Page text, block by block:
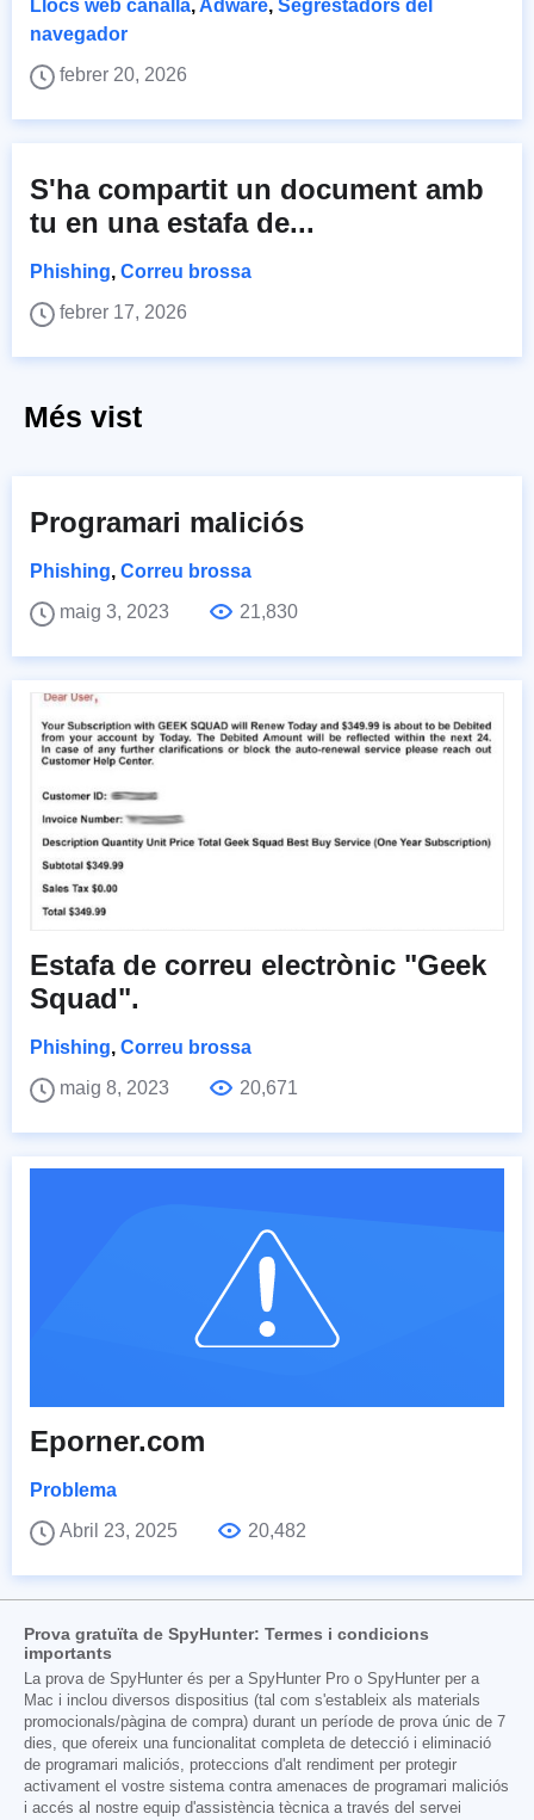
Llocs web canalla,Adware, Segrestadors del
navegador
febrer 20, 2026
S'ha compartit un document amb
tu en una estafa de...
Phishing, Correu brossa
febrer 17, 2026
Més vist
Programari maliciós
Phishing, Correu brossa
maig 3, 2023
21,830
Estafa de correu electrònic "Geek
Squad".
Phishing, Correu brossa
maig 8, 2023
20,671
Eporner.com
Problema
Abril 23, 2025
20,482
Prova gratuïta de SpyHunter: Termes i condicions
importants
La prova de SpyHunter és per a SpyHunter Pro o SpyHunter per a
Mac i inclou diversos dispositius (tal com s'estableix als materials
promocionals/pàgina de compra) durant un període de prova únic de 7
dies, que ofereix una funcionalitat completa de detecció i eliminació
de programari maliciós, proteccions d'alt rendiment per protegir
activament el vostre sistema contra amenaces de programari maliciós
i accés al nostre equip d'assistència tècnica a través del servei